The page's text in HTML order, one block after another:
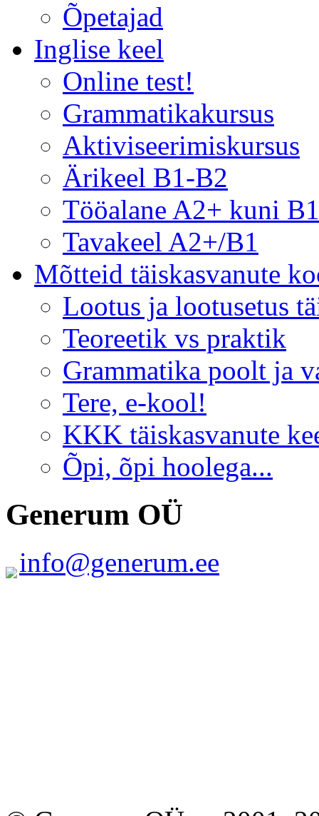
Õpetajad
Inglise keel
Online test!
Grammatikakursus
Aktiviseerimiskursus
Ärikeel B1-B2
Tööalane A2+ kuni B1
Tavakeel A2+/B1
Mõtteid täiskasvanute
Lootus ja lootusetus
Teoreetik vs praktik
Grammatika poolt ja
Tere, e-kool!
KKK täiskasvanute
Õpi, õpi hoolega...
Generum OÜ
info@generum.ee